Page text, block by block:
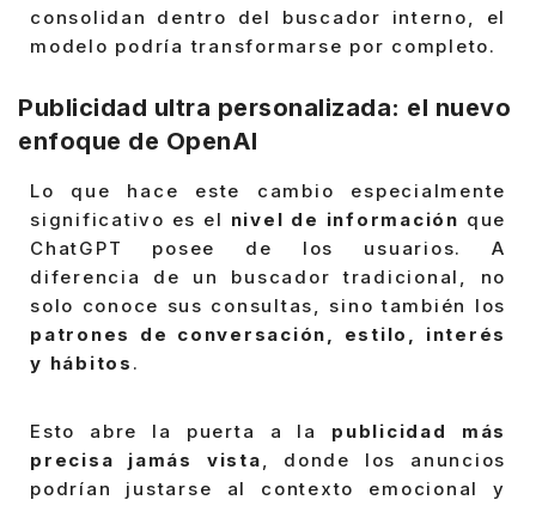
consolidan dentro del buscador interno, el
modelo podría transformarse por completo.
Publicidad ultra personalizada: el nuevo
enfoque de OpenAI
Lo que hace este cambio especialmente
significativo es el nivel de información que
ChatGPT posee de los usuarios. A
diferencia de un buscador tradicional, no
solo conoce sus consultas, sino también los
patrones de conversación, estilo, interés
y hábitos .
Esto abre la puerta a la publicidad más
precisa jamás vista, donde los anuncios
podrían justarse al contexto emocional y